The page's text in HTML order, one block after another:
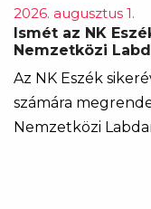
2026. augusztus 1.
Ismét az NK
Nemzetközi
Az NK Eszék
számára
Nemzetközi